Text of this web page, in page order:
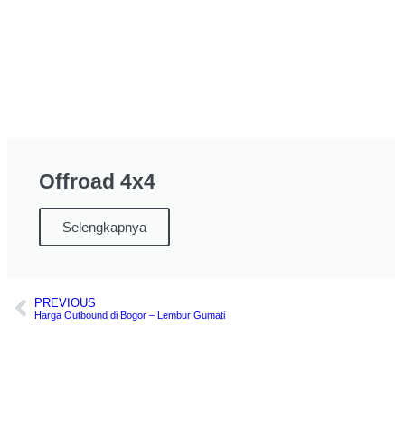
Offroad 4x4
Selengkapnya
PREVIOUS
Harga Outbound di Bogor – Lembur Gumati